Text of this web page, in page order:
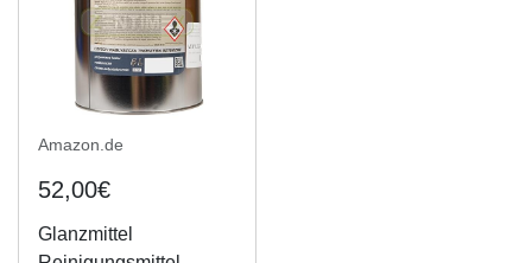
Amazon.de
52,00€
Glanzmittel